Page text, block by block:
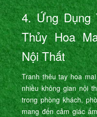
4. Ứng Dụng
Thủy Hoa
Nội Thất
Tranh thêu tay hoa
nhiều không gian nội
trong phòng khách,
mang đến cảm giác